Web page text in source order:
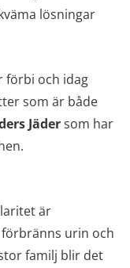
lösningar
förbi och idag
som är både
Jädersom har
är
förbränns urin och
familj blir det